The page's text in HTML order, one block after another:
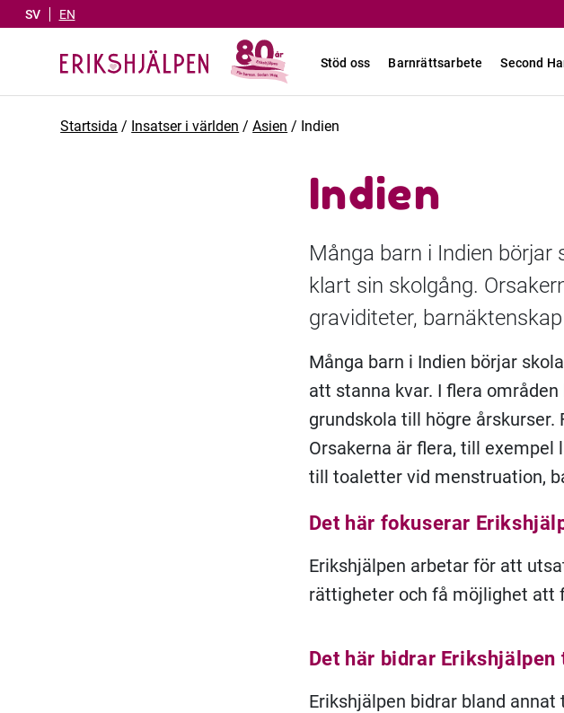
SV EN
Stöd oss Barnrättsarbete Second
Startsida / Insatser i världen /Asien / Indien
Indien
Många barn i Indien
klart sin skolgång.
graviditeter,
Många barn i Indien börjar
att stanna kvar. I flera
grundskola till högre
Orsakerna är flera, till
till toaletter vid menstruation,
Det här fokuserar
Erikshjälpen arbetar för att
rättigheter och få möjlighet att
Det här bidrar
Erikshjälpen bidrar bland annat